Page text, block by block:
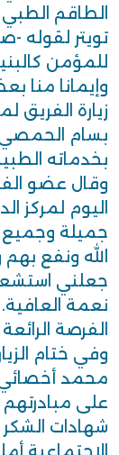
الطاقم
تويتر لقوله -
للمؤمن
وإيمانا منا
زيارة الفريق
بسام الحمصي
بخدماته
وقال عضو
اليوم لمركز
جميلة وجميع
الله ونفع
جعلني
نعمة
الفرصة
وفي ختام
محمد أخصائي
على
شهادات الشكر